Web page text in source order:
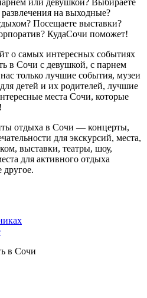
на выходные?
Посещаете выставки?
КудаСочи поможет!
о самых интересных событиях
в Сочи с девушкой, с парнем
только лучшие события, музеи
детей и их родителей, лучшие
места Сочи, которые
отдыха в Сочи — концерты,
для экскурсий, места,
выставки, театры, шоу,
для активного отдыха
другое.
в Сочи